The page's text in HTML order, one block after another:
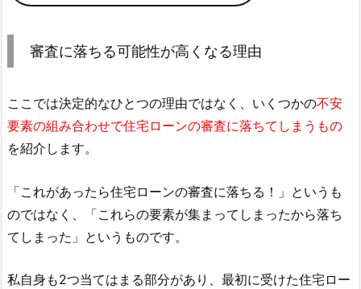
審査に落ちる可能性が高くなる理由
ここでは決定的なひとつの理由ではなく、いくつかの不安
要素の組み合わせで住宅ローンの審査に落ちてしまうもの
を紹介します。
「これがあったら住宅ローンの審査に落ちる！」というも
のではなく、「これらの要素が集まってしまったから落ち
てしまった」というものです。
私自身も2つ当てはまる部分があり、最初に受けた住宅ロー